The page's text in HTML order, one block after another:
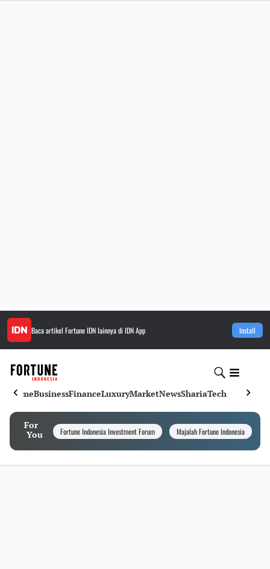
Baca artikel Fortune IDNlainnya di IDN App Install
HomeBusinessFinanceLuxuryMarketNewsShariaTech
For
You
Fortune Indonesia Investment Forum Majalah Fortune Indonesia